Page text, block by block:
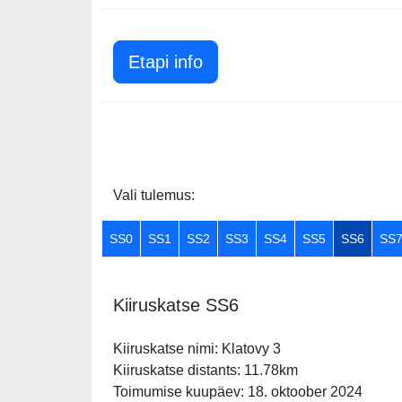
Etapi info
Vali tulemus:
SS0 SS1 SS2 SS3 SS4 SS5 SS6 SS7
Kiiruskatse SS6
Kiiruskatse nimi: Klatovy 3
Kiiruskatse distants: 11.78km
Toimumise kuupäev: 18. oktoober 2024